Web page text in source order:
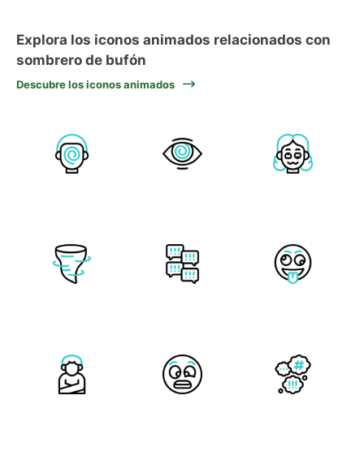
Explora los iconos animados relacionados con
sombrero de bufón
Descubre los iconos animados